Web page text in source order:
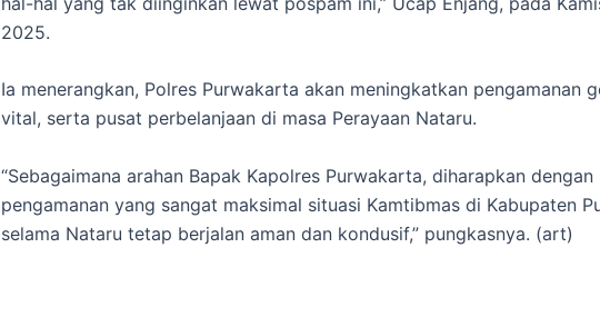
2025.
Ia menerangkan, Polres Purwakarta akan meningkatkan pengamanan
vital, serta pusat perbelanjaan di masa Perayaan Nataru.
“Sebagaimana arahan Bapak Kapolres Purwakarta, diharapkan dengan
pengamanan yang sangat maksimal situasi Kamtibmas di Kabupaten
selama Nataru tetap berjalan aman dan kondusif,” pungkasnya. (art)